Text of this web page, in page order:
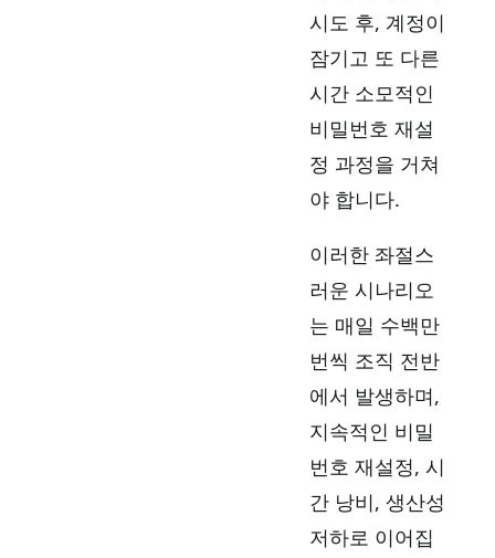
시도 후, 계정이
잠기고 또 다른
시간 소모적인
비밀번호 재설
정 과정을 거쳐
야 합니다.
이러한 좌절스
러운 시나리오
는 매일 수백만
번씩 조직 전반
에서 발생하며,
지속적인 비밀
번호 재설정, 시
간 낭비, 생산성
저하로 이어집